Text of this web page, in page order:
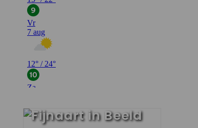
Fijnaart in Beeld
Fendert